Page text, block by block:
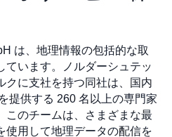
は、地理情報の包括的な取
ています。ノルダーシュテッ
クに支社を持つ同社は、国内
提供する 260 名以上の専門家
このチームは、さまざまな最
使用して地理データの配信を